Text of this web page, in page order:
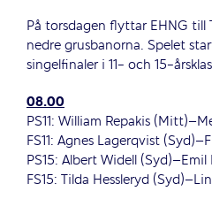
På torsdagen flyttar EHNG till
nedre grusbanorna. Spelet
singelfinaler i 11- och 15-
08.00
PS11: William Repakis
FS11: Agnes Lagerqvist
PS15: Albert Widell
FS15: Tilda Hessleryd